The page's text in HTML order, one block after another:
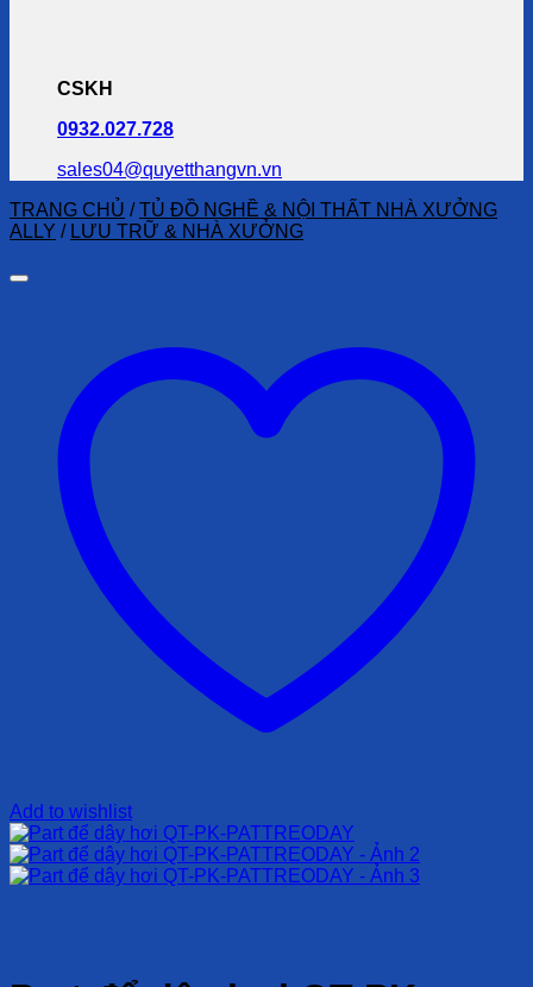
CSKH
0932.027.728
sales04@quyetthangvn.vn
TRANG CHỦ / TỦ ĐỒ NGHỀ & NỘI THẤT NHÀ XƯỞNG
ALLY / LƯU TRỮ & NHÀ XƯỞNG
Add to wishlist